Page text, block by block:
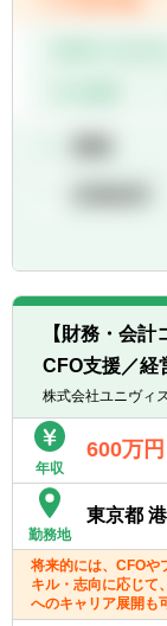
【財務・会計
CFO支援／経
株式会社ユニヴィ
年収
600万
勤務地
東京都
将来的には、CFOや
キル・志向に応じて
へのキャリア展開も